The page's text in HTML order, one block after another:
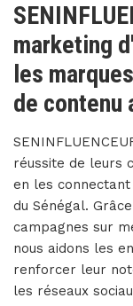
marketing
les
de contenu
réussite de leurs
en les
du Sénégal.
campagnes sur
nous aidons les
renforcer leur
les réseaux